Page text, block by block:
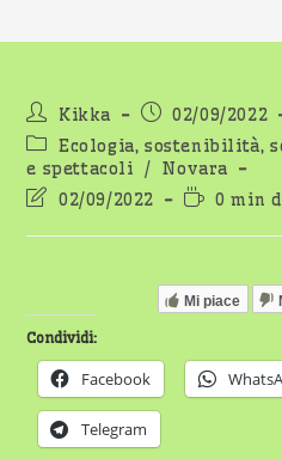
Autore
dell'articolo:
Kikka
Articolo
pubblicato:
02/09/2022
Categoria
dell'articolo:
Ecologia, sostenibilità,
e spettacoli / Novara
Ultima
dell'articolo:
02/09/2022
Tempo
lettura:
0 min
Mi piace
Condividi:
Facebook
Telegram